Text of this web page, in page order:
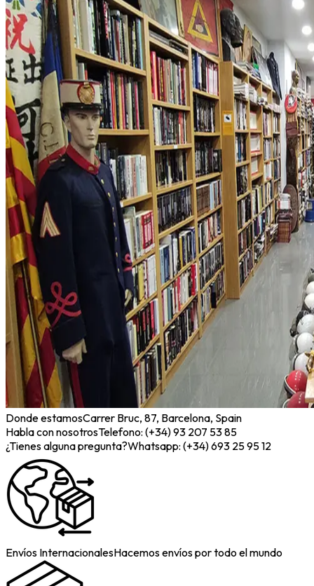
Donde estamosCarrer Bruc, 87, Barcelona, Spain
Habla con nosotrosTelefono: (+34) 93 207 53 85
¿Tienes alguna pregunta?Whatsapp: (+34) 693 25 95 12
Envíos InternacionalesHacemos envíos por todo el mundo